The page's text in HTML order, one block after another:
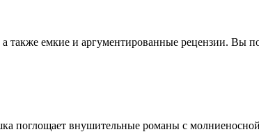
емкие и аргументированные рецензии. Вы
поглощает внушительные романы с